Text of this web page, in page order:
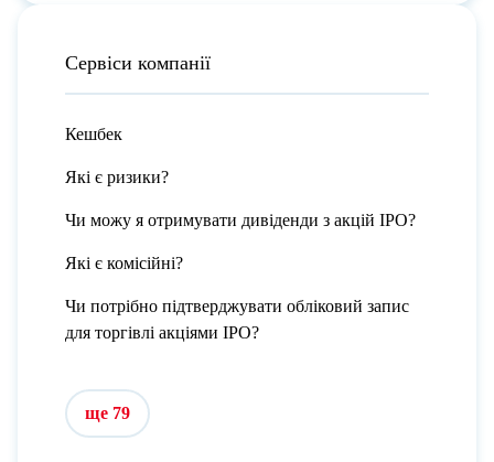
Сервіси компанії
Кешбек
Які є ризики?
Чи можу я отримувати дивіденди з акцій IPO?
Які є комісійні?
Чи потрібно підтверджувати обліковий запис
для торгівлі акціями IPO?
ще 79